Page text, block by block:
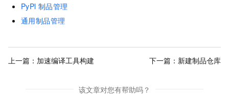
PyPl 制品管理
通用制品管理
上一篇： 加速编译工具构建 下一篇： 新建制品仓库
该文章对您有帮助吗？